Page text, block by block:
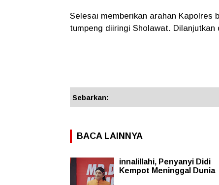
Selesai memberikan arahan Kapolres
tumpeng diiringi Sholawat.
Sebarkan:
BACA LAINNYA
innalillahi, Penyanyi Didi
Kempot Meninggal Dunia